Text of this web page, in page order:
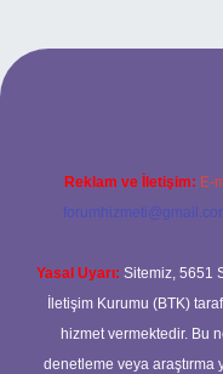
bahis
Reklam ve İletişim: E-
Yasal Uyarı: Sitemiz, 5651
İletişim Kurumu (BTK)
hizmet vermektedir. Bu
denetleme veya araştırma